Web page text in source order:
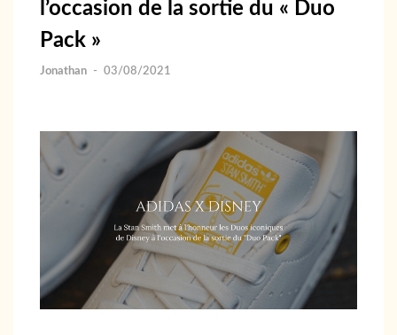
l’occasion de la sortie du « Duo
Pack »
Jonathan - 03/08/2021